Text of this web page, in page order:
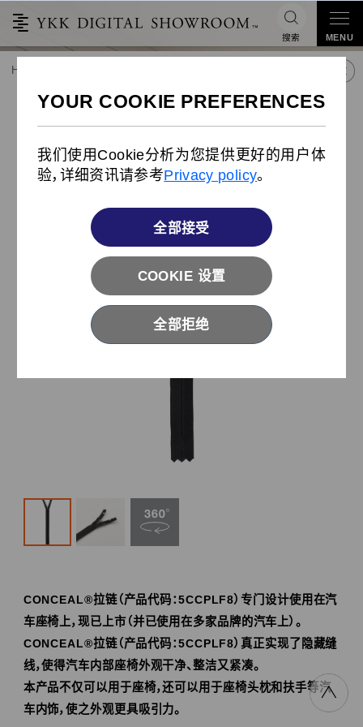
我们使用Cookie分析为您提供更好的用户体
验，详细资讯请参考Privacy policy。
COOKIE 设置
全部接受
全部拒绝
搜索 MENU
CONCEAL®汽车座椅专用拉链
CONCEAL®拉链（产品代码：5CCPLF8）专门设计使用在汽
车座椅上，现已上市（并已使用在多家品牌的汽车上）。
CONCEAL®拉链（产品代码：5CCPLF8）真正实现了隐藏缝
线，使得汽车内部座椅外观干净、整洁又紧凑。
本产品不仅可以用于座椅，还可以用于座椅头枕和扶手等汽
车内饰，使之外观更具吸引力。
HOME